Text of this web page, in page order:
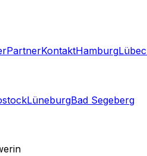
PartnerKontaktHamburg
LüneburgBad Segeberg